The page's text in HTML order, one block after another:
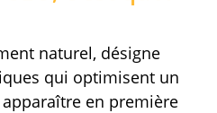
naturel, désigne
qui optimisent un
en première